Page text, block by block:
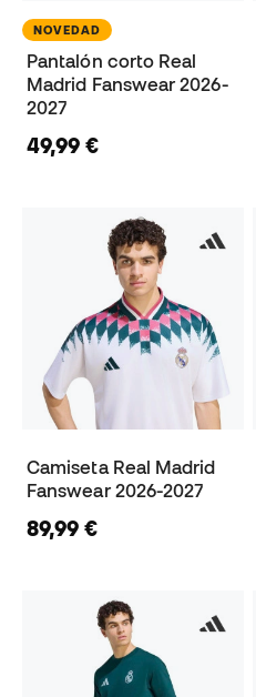
NOVEDAD
Pantalón corto Real
Madrid Fanswear 2026-
2027
49,99 €
Camiseta Real Madrid
Fanswear 2026-2027
89,99 €